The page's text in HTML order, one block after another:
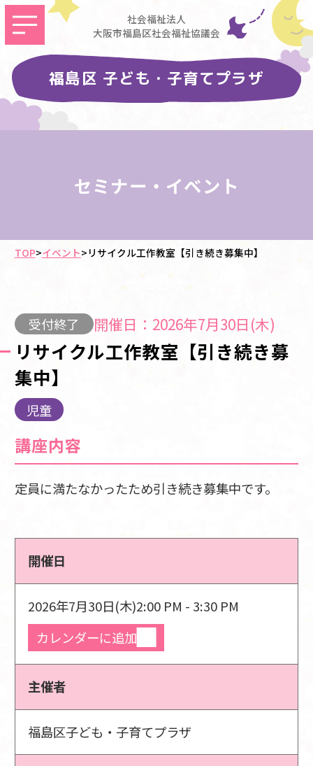
社会福祉法人
大阪市福島区社会福祉協議会
福島区 子ども・子育てプラザ
セミナー・イベント
TOP>イベント> リサイクル工作教室【引き続き募集中】
受付終了 開催日：2026年7月30日(木)
リサイクル工作教室【引き続き募
集中】
児童
講座内容
定員に満たなかったため引き続き募集中です。
開催日
2026年7月30日(木)2:00 PM - 3:30 PM
カレンダーに追加
主催者
福島区子ども・子育てプラザ